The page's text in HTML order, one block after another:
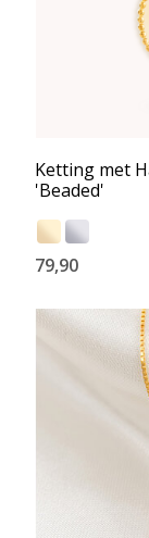
Ketting met
'Beaded'
79,90